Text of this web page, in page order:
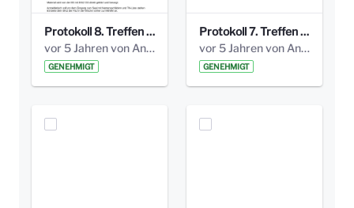
Protokoll 8. Treffen 20150330 AG Bismarckplatz.pdf
vor 5 Jahren von Anni Schlumberger
GENEHMIGT
Protokoll 7. Treffen 20150308 AG Bismarckplatz.pdf
vor 5 Jahren von Anni Schlumberger
GENEHMIGT